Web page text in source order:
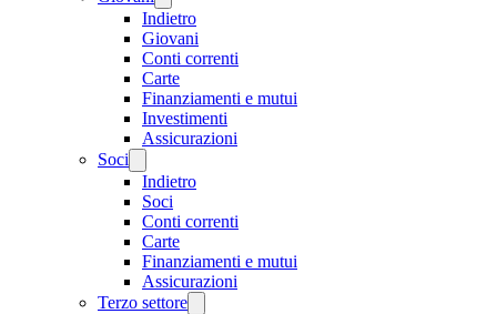
Indietro
Giovani
Conti correnti
Carte
Finanziamenti e mutui
Investimenti
Assicurazioni
Soci
Indietro
Soci
Conti correnti
Carte
Finanziamenti e mutui
Assicurazioni
Terzo settore